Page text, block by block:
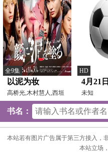
全9集
以泥为妆
高桥光,木村慧人,西垣
匠,高野洸,奥贯薫,田
HD
4月21
季沙联
曼协作
一
未知
书名：
本站若有图片广告属于第三方接入，
本站立场